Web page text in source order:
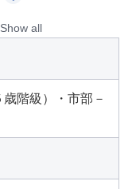
Show all
階級）・市部－